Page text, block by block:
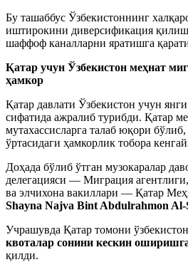
Бу ташаббус Ўзбекистоннинг
иштирокини диверсификация
шаффоф каналларни яратишга
Қатар учун Ўзбекистон меҳнат
ҳамкор
Қатар давлати Ўзбекистон учун
сифатида ажралиб турибди. Қатар
мутахассисларга талаб юқори
ўртасидаги ҳамкорлик тобора
Доҳада бўлиб ўтган музокаралар
делегацияси — Миграция
ва элчихона вакиллари — Қатар
Shayna Najva Bint Abdulrahmon Al-
Учрашувда Қатар томони
квоталар сонини кескин
қилди.